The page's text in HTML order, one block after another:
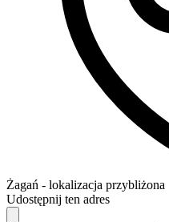
Żagań - lokalizacja przybliżona
Udostępnij ten adres